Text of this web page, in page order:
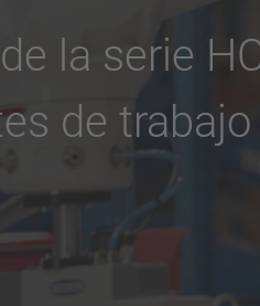
la serie
de trabajo